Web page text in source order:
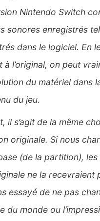
Nintendo Switch
sonores enregistrés
dans le logiciel. En
à l’original, on peut
du matériel dans
du jeu.
il s’agit de la même
originale. Si nous
(de la partition), les
ne la recevraient
essayé de ne pas
du monde ou